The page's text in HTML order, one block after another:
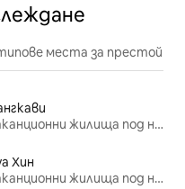
места за престой
Ваканционни жилища под наем
Хин
Ваканционни жилища под наем